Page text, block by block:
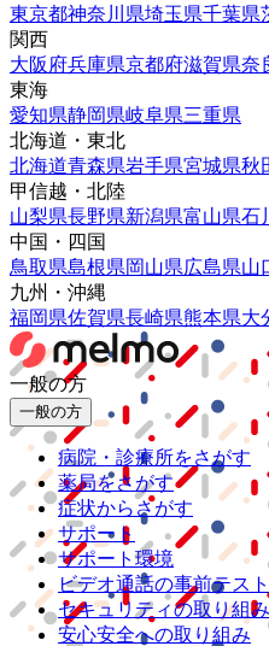
東京都神奈川県埼玉県千葉県
関西
大阪府兵庫県京都府滋賀県奈
東海
愛知県静岡県岐阜県三重県
北海道・東北
北海道青森県岩手県宮城県秋
甲信越・北陸
山梨県長野県新潟県富山県石
中国・四国
鳥取県島根県岡山県広島県山
九州・沖縄
福岡県佐賀県長崎県熊本県大
一般の方
一般の方
病院・診療所をさがす
薬局をさがす
症状からさがす
サポート
サポート環境
ビデオ通話の事前テスト
セキュリティの取り組み
安心安全への取り組み